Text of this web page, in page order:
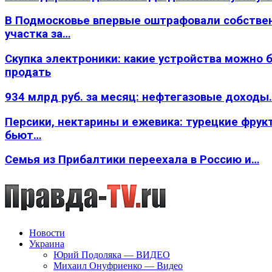
В Подмосковье впервые оштрафовали
участка за…
Скупка электроники: какие устройства можно
продать
934 млрд руб. за месяц: нефтегазовые
Персики, нектарины и ежевика: турецкие
бьют…
Семья из Прибалтики переехала в Россию и…
Новости
Украина
Юрий Подоляка — ВИДЕО
Михаил Онуфриенко — Видео